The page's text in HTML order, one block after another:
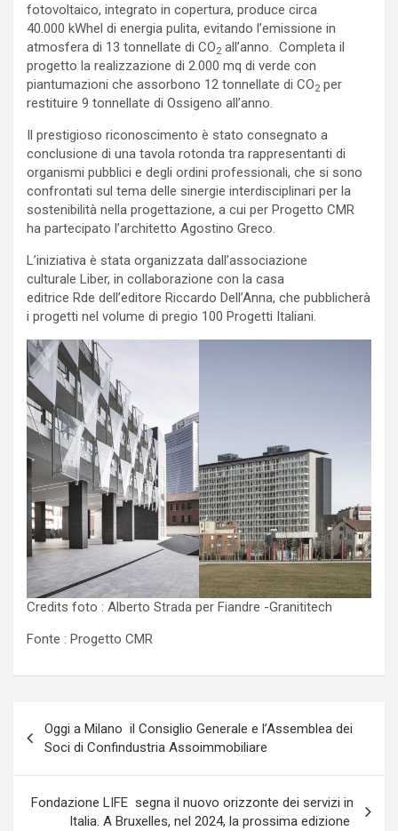
fotovoltaico, integrato in copertura, produce circa
40.000 kWhel di energia pulita, evitando l’emissione in
atmosfera di 13 tonnellate di CO2 all’anno. Completa il
progetto la realizzazione di 2.000 mq di verde con
piantumazioni che assorbono 12 tonnellate di CO2 per
restituire 9 tonnellate di Ossigeno all’anno.
Il prestigioso riconoscimento è stato consegnato a
conclusione di una tavola rotonda tra rappresentanti di
organismi pubblici e degli ordini professionali, che si sono
confrontati sul tema delle sinergie interdisciplinari per la
sostenibilità nella progettazione, a cui per Progetto CMR
ha partecipato l’architetto Agostino Greco.
L’iniziativa è stata organizzata dall’associazione
culturale Liber, in collaborazione con la casa
editrice Rde dell’editore Riccardo Dell’Anna, che pubblicherà
i progetti nel volume di pregio 100 Progetti Italiani.
Credits foto : Alberto Strada per Fiandre -Granititech
Fonte : Progetto CMR
articoli
Oggi a Milano il Consiglio Generale e l’Assemblea dei
Soci di Confindustria Assoimmobiliare
Fondazione LIFE segna il nuovo orizzonte dei servizi in
Italia. A Bruxelles, nel 2024, la prossima edizione